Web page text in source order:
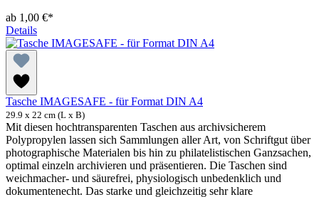
ab 1,00 €*
Details
Tasche IMAGESAFE - für Format DIN A4
29.9 x 22 cm (L x B)
Mit diesen hochtransparenten Taschen aus archivsicherem
Polypropylen lassen sich Sammlungen aller Art, von Schriftgut über
photographische Materialen bis hin zu philatelistischen Ganzsachen,
optimal einzeln archivieren und präsentieren. Die Taschen sind
weichmacher- und säurefrei, physiologisch unbedenklich und
dokumentenecht. Das starke und gleichzeitig sehr klare